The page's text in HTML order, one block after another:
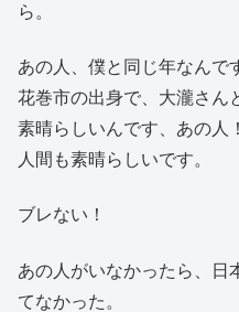
ら。
あの人、僕と同じ年なんで
花巻市の出身で、大瀧さん
素晴らしいんです、あの人！
人間も素晴らしいです。
ブレない！
あの人がいなかったら、日
てなかった。